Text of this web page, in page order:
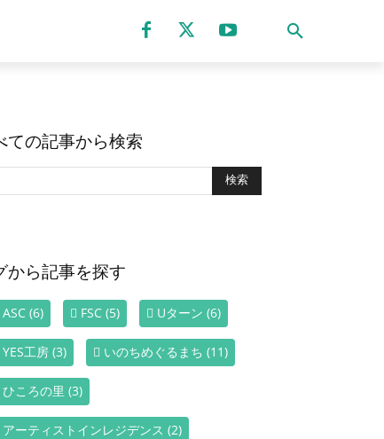
ての記事から検索
から記事を探す
ASC (6) FSC (5) Uターン (6)
YES工房 (3) いのちめぐるまち (11)
ひころの里 (3)
アーティストインレジデンス (2)